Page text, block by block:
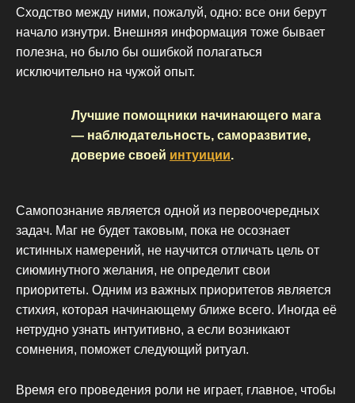
Сходство между ними, пожалуй, одно: все они берут
начало изнутри. Внешняя информация тоже бывает
полезна, но было бы ошибкой полагаться
исключительно на чужой опыт.
Лучшие помощники начинающего мага
— наблюдательность, саморазвитие,
доверие своей интуиции.
Самопознание является одной из первоочередных
задач. Маг не будет таковым, пока не осознает
истинных намерений, не научится отличать цель от
сиюминутного желания, не определит свои
приоритеты. Одним из важных приоритетов является
стихия, которая начинающему ближе всего. Иногда её
нетрудно узнать интуитивно, а если возникают
сомнения, поможет следующий ритуал.
Время его проведения роли не играет, главное, чтобы